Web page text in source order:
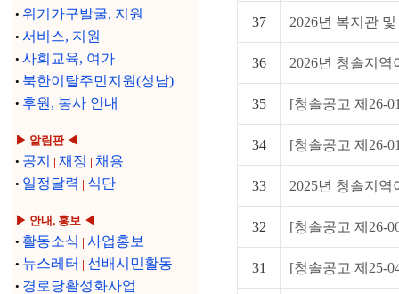
• 위기가구발굴, 지원
• 서비스, 지원
• 사회교육, 여가
• 북한이탈주민지원(성남)
• 후원, 봉사 안내
▶ 알림판 ◀
• 공지 | 재정 | 채용
• 일정달력 | 식단
▶ 안내, 홍보 ◀
• 활동소식 | 사업홍보
• 뉴스레터 | 선배시민활동
• 경로당활성화사업
37 2026년 복지관
36 2026년 청솔지
35 [청솔공고 제26-
34 [청솔공고 제26-
33 2025년 청솔지
32 [청솔공고 제26-
31 [청솔공고 제25-